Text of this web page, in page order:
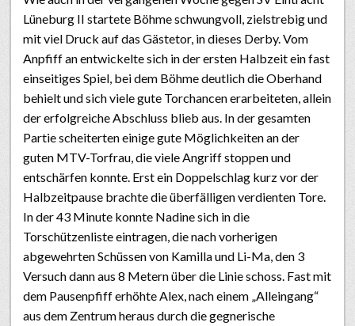
Lüneburg II startete Böhme schwungvoll, zielstrebig und
mit viel Druck auf das Gästetor, in dieses Derby. Vom
Anpfiff an entwickelte sich in der ersten Halbzeit ein fast
einseitiges Spiel, bei dem Böhme deutlich die Oberhand
behielt und sich viele gute Torchancen erarbeiteten, allein
der erfolgreiche Abschluss blieb aus. In der gesamten
Partie scheiterten einige gute Möglichkeiten an der
guten MTV-Torfrau, die viele Angriff stoppen und
entschärfen konnte. Erst ein Doppelschlag kurz vor der
Halbzeitpause brachte die überfälligen verdienten Tore.
In der 43 Minute konnte Nadine sich in die
Torschützenliste eintragen, die nach vorherigen
abgewehrten Schüssen von Kamilla und Li-Ma, den 3
Versuch dann aus 8 Metern über die Linie schoss. Fast mit
dem Pausenpfiff erhöhte Alex, nach einem „Alleingang“
aus dem Zentrum heraus durch die gegnerische